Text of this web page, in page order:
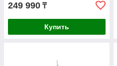
249 990 ₸
Купить